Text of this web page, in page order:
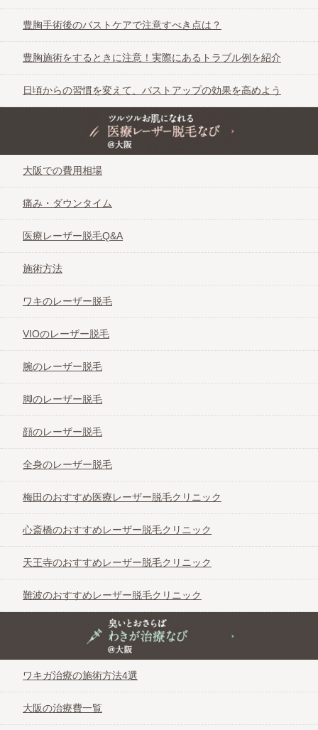
豊胸手術後のバストケアで注意すべき点は？
豊胸施術をするときに注意！実際にあるトラブル例を紹介
日頃からの習慣を変えて、バストアップの効果を高めよう
ツルツルお肌になれる医療レーザー脱毛なび＠大阪
大阪での費用相場
痛み・ダウンタイム
医療レーザー脱毛Q&A
施術方法
ワキのレーザー脱毛
VIOのレーザー脱毛
腕のレーザー脱毛
脚のレーザー脱毛
顔のレーザー脱毛
全身のレーザー脱毛
梅田のおすすめ医療レーザー脱毛クリニック
心斎橋のおすすめレーザー脱毛クリニック
天王寺のおすすめレーザー脱毛クリニック
難波のおすすめレーザー脱毛クリニック
臭いとおさらば わきが治療なび＠大阪
ワキガ治療の施術方法4選
大阪の治療費一覧